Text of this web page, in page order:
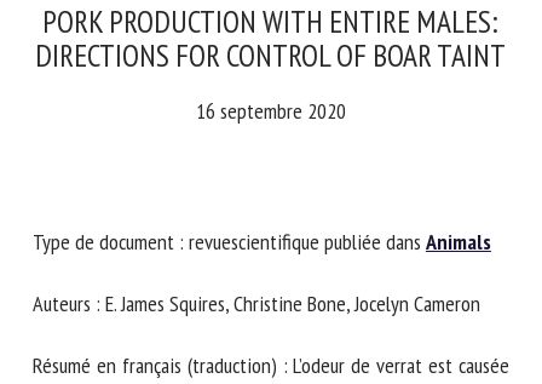
PORK PRODUCTION WITH ENTIRE MALES:
DIRECTIONS FOR CONTROL OF BOAR
ANIMAL
Veuillez remplir le formulaire ci-dessous pour vous inscrire à
Nom *